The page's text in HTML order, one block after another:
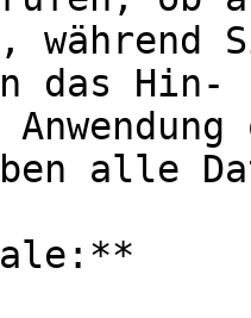
das Hin-
alle